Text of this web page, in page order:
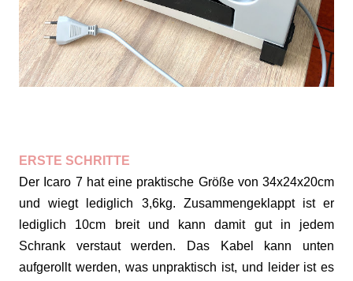
ERSTE SCHRITTE
Der Icaro 7 hat eine praktische Größe von 34x24x20cm
und wiegt lediglich 3,6kg. Zusammengeklappt ist er
lediglich 10cm breit und kann damit gut in jedem
Schrank verstaut werden. Das Kabel kann unten
aufgerollt werden, was unpraktisch ist, und leider ist es